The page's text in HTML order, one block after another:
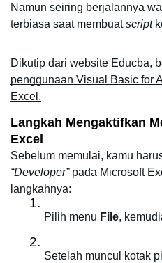
Namun seiring berjalannya
terbiasa saat membuat script
Dikutip dari website Educba,
penggunaan Visual Basic for
Excel.
Langkah Mengaktifkan
Excel
“Developer” pada Microsoft
langkahnya:
Pilih menu File,
Setelah muncul kotak